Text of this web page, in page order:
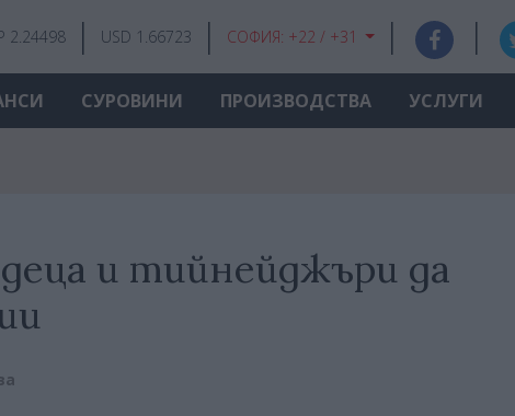
2.24498 USD 1.66723 СОФИЯ: +22 / +31
СУРОВИНИ ПРОИЗВОДСТВА УСЛУГИ
и тийнейджъри да